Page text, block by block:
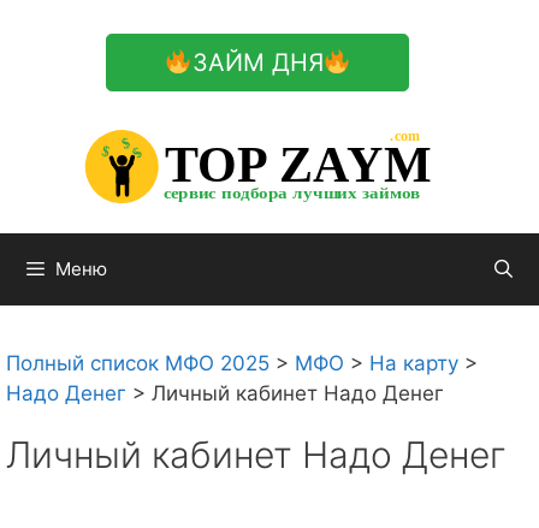
ЗАЙМ ДНЯ
TOP ZAYM
сервис подбора лучших займов
.com
$
$
$
Меню
Полный список МФО 2025 > МФО > На карту >
Надо Денег > Личный кабинет Надо Денег
Личный кабинет Надо Денег